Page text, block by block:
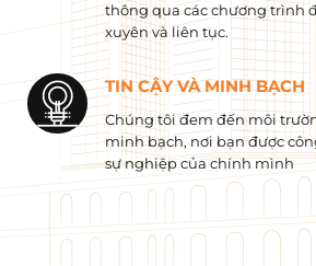
thông qua các chương trình
xuyên và liên tục.
TIN CẬY VÀ MINH BẠCH
Chúng tôi đem đến môi
minh bạch, nơi bạn được
sự nghiệp của chính mình